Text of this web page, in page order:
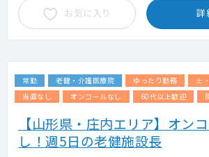
・現在の施設長が75
代を検討しておりまし
次の施設長に就任い
定、上記、在宅を手伝
山口先生の在宅負担は
お気に入り 詳
常勤 老健・介護医療院 ゆったり勤務
土
当直なし
オンコールなし 60代以上歓迎
【山形県・庄内エリア】オン
し！週5日の老健施設長